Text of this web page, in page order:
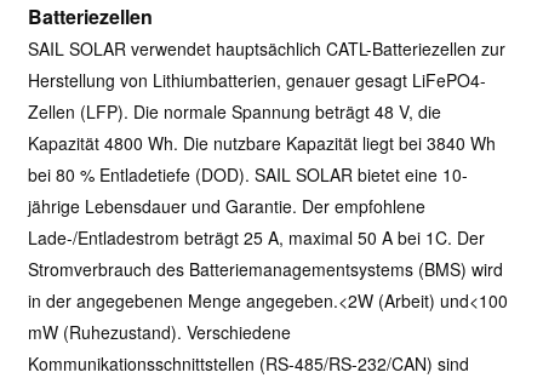
Batteriezellen
SAIL SOLAR verwendet hauptsächlich CATL-Batteriezellen zur
Herstellung von Lithiumbatterien, genauer gesagt LiFePO4-
Zellen (LFP). Die normale Spannung beträgt 48 V, die
Kapazität 4800 Wh. Die nutzbare Kapazität liegt bei 3840 Wh
bei 80 % Entladetiefe (DOD). SAIL SOLAR bietet eine 10-
jährige Lebensdauer und Garantie. Der empfohlene
Lade-/Entladestrom beträgt 25 A, maximal 50 A bei 1C. Der
Stromverbrauch des Batteriemanagementsystems (BMS) wird
in der angegebenen Menge angegeben.<2W (Arbeit) und<100
mW (Ruhezustand). Verschiedene
Kommunikationsschnittstellen (RS-485/RS-232/CAN) sind